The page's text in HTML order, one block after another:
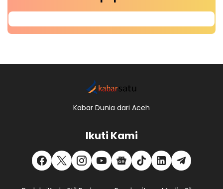
Kabar Dunia dari Aceh
Ikuti Kami